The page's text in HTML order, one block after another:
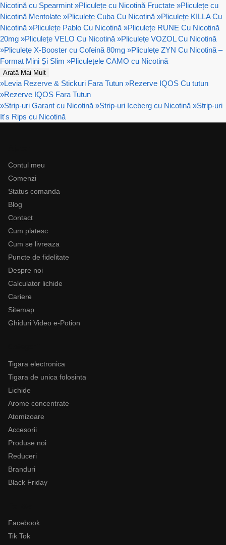
Nicotină cu Spearmint »Pliculețe cu Nicotină Fructate »Pliculețe cu
Nicotină Mentolate »Pliculețe Cuba Cu Nicotină »Pliculețe KILLA Cu
Nicotină »Pliculețe Pablo Cu Nicotină »Pliculețe RUNE Cu Nicotină
20mg »Pliculețe VELO Cu Nicotină »Pliculețe VOZOL Cu Nicotină
»Pliculețe X-Booster cu Cofeină 80mg »Pliculețe ZYN Cu Nicotină –
Format Mini Și Slim »Pliculețele CAMO cu Nicotină
Arată Mai Mult
»Levia Rezerve & Stickuri Fara Tutun »Rezerve IQOS Cu tutun
»Rezerve IQOS Fara Tutun
»Strip-uri Garant cu Nicotină »Strip-uri Iceberg cu Nicotină »Strip-uri
It's Rips cu Nicotină
Contul meu
Comenzi
Status comanda
Blog
Contact
Cum platesc
Cum se livreaza
Puncte de fidelitate
Despre noi
Calculator lichide
Cariere
Sitemap
Ghiduri Video e-Potion
Tigara electronica
Tigara de unica folosinta
Lichide
Arome concentrate
Atomizoare
Accesorii
Produse noi
Reduceri
Branduri
Black Friday
Facebook
Tik Tok